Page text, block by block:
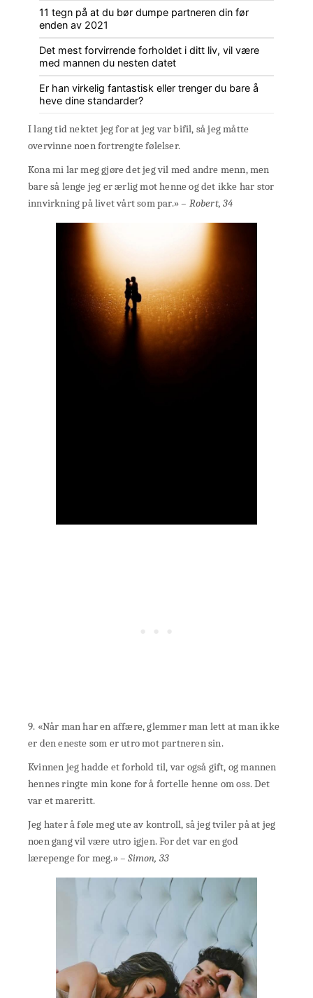
11 tegn på at du bør dumpe partneren din før
enden av 2021
Det mest forvirrende forholdet i ditt liv, vil være
med mannen du nesten datet
Er han virkelig fantastisk eller trenger du bare å
heve dine standarder?
I lang tid nektet jeg for at jeg var bifil, så jeg måtte
overvinne noen fortrengte følelser.
Kona mi lar meg gjøre det jeg vil med andre menn, men
bare så lenge jeg er ærlig mot henne og det ikke har stor
innvirkning på livet vårt som par.»– Robert, 34
9. «Når man har en affære, glemmer man lett at man ikke
er den eneste som er utro mot partneren sin.
Kvinnen jeg hadde et forhold til, var også gift, og mannen
hennes ringte min kone for å fortelle henne om oss. Det
var et mareritt.
Jeg hater å føle meg ute av kontroll, så jeg tviler på at jeg
noen gang vil være utro igjen. For det var en god
lærepenge for meg.»– Simon, 33